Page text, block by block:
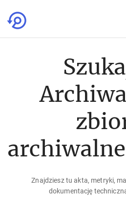
Znajdziesz tu akta, metryki,
dokumentację